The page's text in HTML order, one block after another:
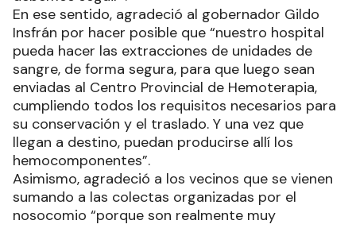
En ese sentido, agradeció al gobernador Gildo
Insfrán por hacer posible que “nuestro hospital
pueda hacer las extracciones de unidades de
sangre, de forma segura, para que luego sean
enviadas al Centro Provincial de Hemoterapia,
cumpliendo todos los requisitos necesarios para
su conservación y el traslado. Y una vez que
llegan a destino, puedan producirse allí los
hemocomponentes”.
Asimismo, agradeció a los vecinos que se vienen
sumando a las colectas organizadas por el
nosocomio “porque son realmente muy